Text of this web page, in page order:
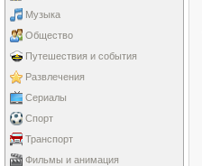
Музыка
Общество
Путешествия и события
Развлечения
Сериалы
Спорт
Транспорт
Фильмы и анимация